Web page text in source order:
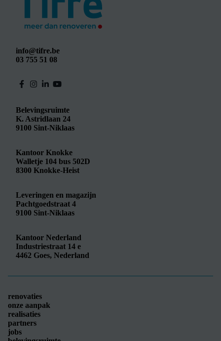
info@tifre.be
03 755 51 08
Belevingsruimte
K. Astridlaan 24
9100 Sint-Niklaas
Kantoor Knokke
Walletje 104 bus 502D
8300 Knokke-Heist
Leveringen en magazijn
Pachtgoedstraat 4
9100 Sint-Niklaas
Kantoor Nederland
Industriestraat 14 e
4462 Goes, Nederland
renovaties
onze aanpak
realisaties
partners
jobs